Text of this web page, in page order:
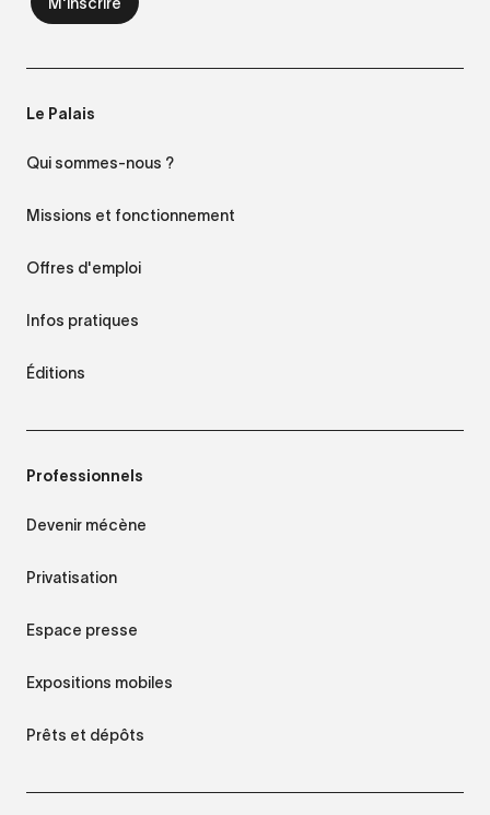
Le Palais
Qui sommes-nous ?
Missions et fonctionnement
Offres d'emploi
Infos pratiques
Éditions
Professionnels
Devenir mécène
Privatisation
Espace presse
Expositions mobiles
Prêts et dépôts